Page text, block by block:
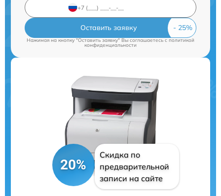
Оставить заявку
Нажимая на кнопку "Оставить заявку" Вы соглашаетесь cполитикой
конфиденциальности
20%
Скидка по
предварительной
записи на сайте